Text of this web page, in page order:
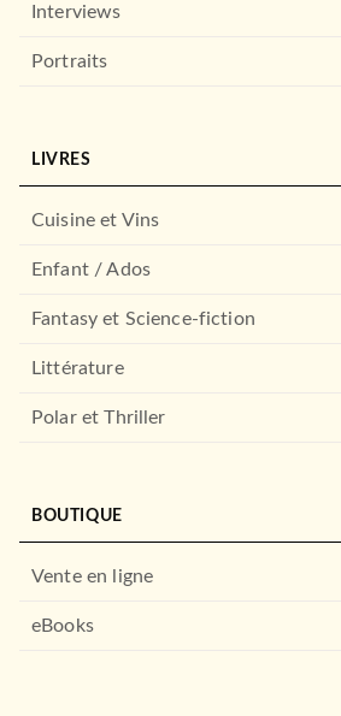
You're my Soulmate T01
You Rock Me T01
Interviews
Portraits
LIVRES
Cuisine et Vins
Enfant / Ados
Fantasy et Science-fiction
Littérature
Polar et Thriller
BOUTIQUE
Vente en ligne
eBooks